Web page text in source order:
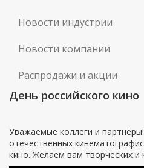
Новости индустрии
Новости компании
Распродажи и акции
День российского кино
Уважаемые коллеги и
отечественных
кино. Желаем вам творческих и